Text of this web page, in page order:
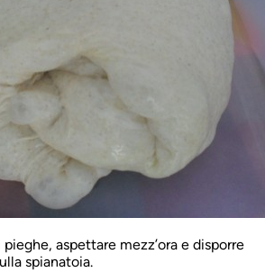
aspettare mezz’ora e disporre
spianatoia.